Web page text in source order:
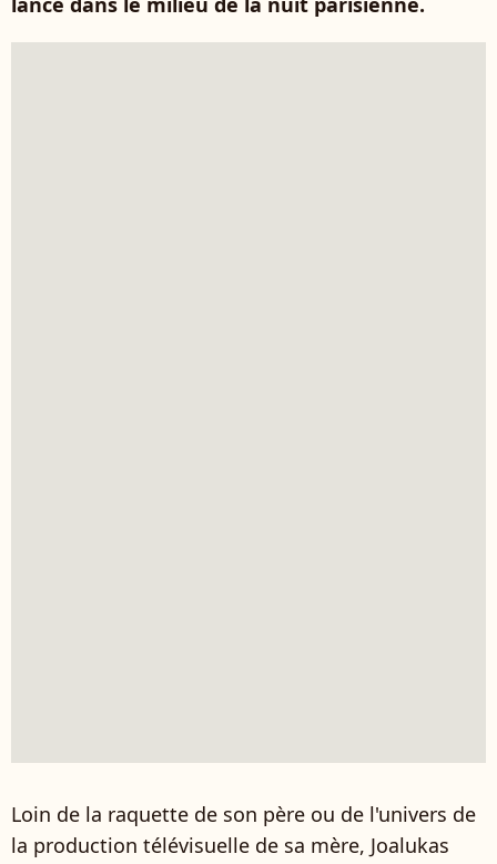
Loin de la raquette de son père ou de l'univers de
la production télévisuelle de sa mère, Joalukas